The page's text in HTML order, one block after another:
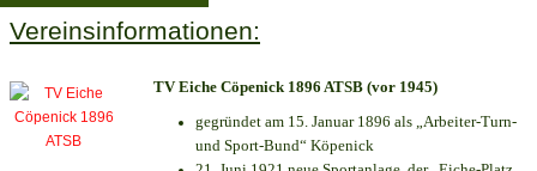
Vereinsinformationen:
TV Eiche Cöpenick 1896 ATSB (vor 1945)
gegründet am 15. Januar 1896 als „Arbeiter-Turn-
und Sport-Bund“ Köpenick